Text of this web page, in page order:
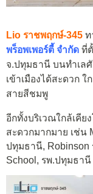
Lio ราชพฤกษ์-345 ท
พร็อพเพอร์ตี้ จำกัด ที่
จ.ปทุมธานี บนทำเล
เข้าเมืองได้สะดวก
สายสีชมพู
อีกทั้งบริเวณใกล้เคีย
สะดวกมากมาย เช่น
ปทุมธานี, Robinson
School, รพ.ปทุมธานี